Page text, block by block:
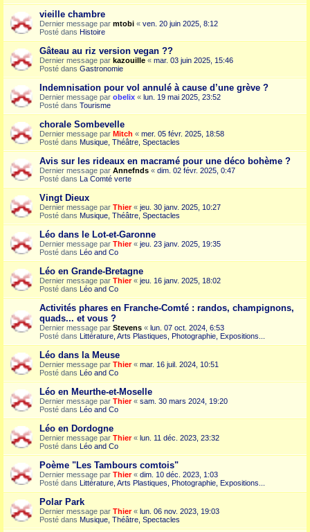
vieille chambre
Dernier message par mtobi « ven. 20 juin 2025, 8:12
Posté dans Histoire
Gâteau au riz version vegan ??
Dernier message par kazouille « mar. 03 juin 2025, 15:46
Posté dans Gastronomie
Indemnisation pour vol annulé à cause d’une grève ?
Dernier message par obelix « lun. 19 mai 2025, 23:52
Posté dans Tourisme
chorale Sombevelle
Dernier message par Mitch « mer. 05 févr. 2025, 18:58
Posté dans Musique, Théâtre, Spectacles
Avis sur les rideaux en macramé pour une déco bohème ?
Dernier message par Annefnds « dim. 02 févr. 2025, 0:47
Posté dans La Comté verte
Vingt Dieux
Dernier message par Thier« jeu. 30 janv. 2025, 10:27
Posté dans Musique, Théâtre, Spectacles
Léo dans le Lot-et-Garonne
Dernier message par Thier« jeu. 23 janv. 2025, 19:35
Posté dans Léo and Co
Léo en Grande-Bretagne
Dernier message par Thier« jeu. 16 janv. 2025, 18:02
Posté dans Léo and Co
Activités phares en Franche-Comté : randos, champignons,
quads... et vous ?
Dernier message par Stevens « lun. 07 oct. 2024, 6:53
Posté dans Littérature, Arts Plastiques, Photographie, Expositions...
Léo dans la Meuse
Dernier message par Thier« mar. 16 juil. 2024, 10:51
Posté dans Léo and Co
Léo en Meurthe-et-Moselle
Dernier message par Thier« sam. 30 mars 2024, 19:20
Posté dans Léo and Co
Léo en Dordogne
Dernier message par Thier« lun. 11 déc. 2023, 23:32
Posté dans Léo and Co
Poème "Les Tambours comtois"
Dernier message par Thier« dim. 10 déc. 2023, 1:03
Posté dans Littérature, Arts Plastiques, Photographie, Expositions...
Polar Park
Dernier message par Thier« lun. 06 nov. 2023, 19:03
Posté dans Musique, Théâtre, Spectacles